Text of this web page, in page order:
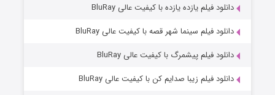
دانلود فیلم یازده یازده با کیفیت عالی BluRay
دانلود فیلم سینما شهر قصه با کیفیت عالی BluRay
دانلود فیلم پیشمرگ با کیفیت عالی BluRay
دانلود فیلم زیبا صدایم کن با کیفیت عالی BluRay